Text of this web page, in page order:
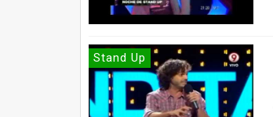
Stand Up